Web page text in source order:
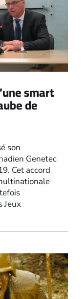
smart
de
son
Genetec
Cet accord
Jeux